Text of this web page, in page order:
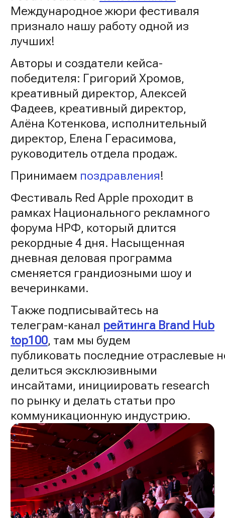
Международное жюри фестиваля
признало нашу работу одной из
лучших!
Авторы и создатели кейса-
победителя: Григорий Хромов,
креативный директор, Алексей
Фадеев, креативный директор,
Алёна Котенкова, исполнительный
директор, Елена Герасимова,
руководитель отдела продаж.
Принимаем поздравления!
Фестиваль Red Apple проходит в
рамках Национального рекламного
форума НРФ, который длится
рекордные 4 дня. Насыщенная
дневная деловая программа
сменяется грандиозными шоу и
вечеринками.
Также подписывайтесь на
телеграм-канал рейтинга Brand Hub
top100, там мы будем
публиковать последние отраслевые
делиться эксклюзивными
инсайтами, инициировать research
по рынку и делать статьи про
коммуникационную индустрию.